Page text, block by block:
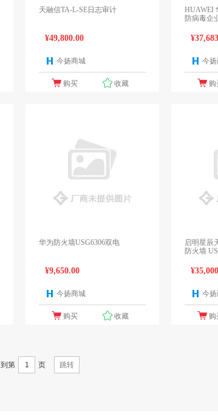
天融信TA-L-SE日志审计
¥49,800.00
今扬商城
购买 收藏
HUAWEI
防病毒企
今
购
华为防火墙USG6306双电
¥9,650.00
今扬商城
购买 收藏
启明星辰
防火墙
今
购
到第 页 跳转